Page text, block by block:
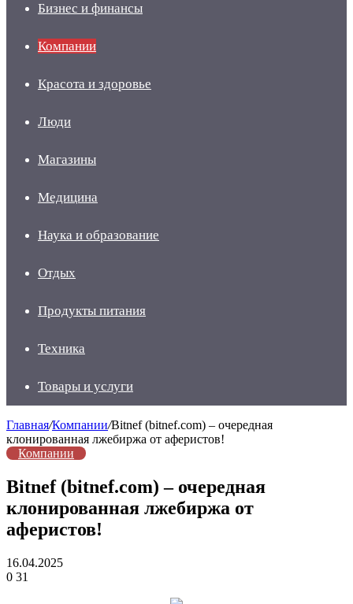
Бизнес и финансы
Компании
Красота и здоровье
Люди
Магазины
Медицина
Наука и образование
Отдых
Продукты питания
Техника
Товары и услуги
Главная/Компании/Bitnef (bitnef.com) – очередная
клонированная лжебиржа от аферистов!
Компании
Bitnef (bitnef.com) – очередная
клонированная лжебиржа от
аферистов!
16.04.2025
0 31